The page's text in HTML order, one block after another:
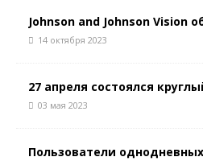
Johnson and Johnson Vision
14 октября 2023
27 апреля состоялся
03 мая 2023
Пользователи